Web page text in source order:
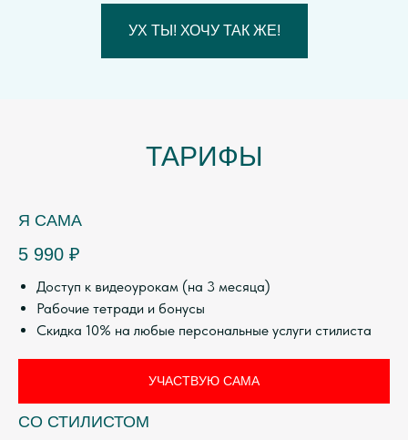
УХ ТЫ! ХОЧУ ТАК ЖЕ!
ТАРИФЫ
Я САМА
5 990​ ₽
Доступ к видеоурокам (на 3 месяца)
Рабочие тетради и бонусы
Скидка 10% на любые персональные услуги стилиста
УЧАСТВУЮ САМА
CО СТИЛИСТОМ